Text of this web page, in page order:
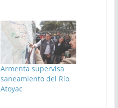
Armenta supervisa
saneamiento del Río
Atoyac